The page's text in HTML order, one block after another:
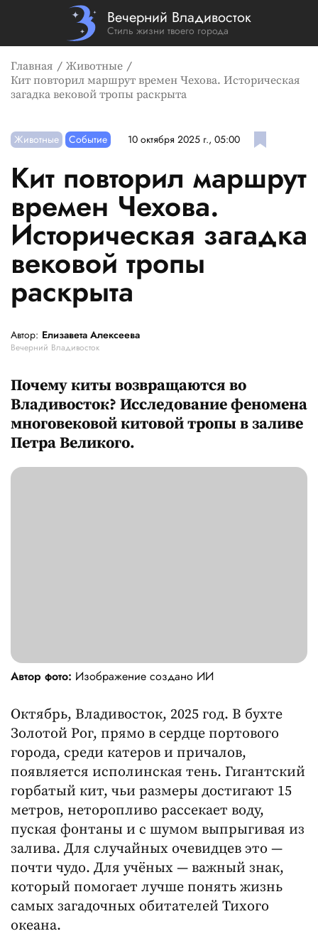
Вечерний Владивосток
Стиль жизни твоего города
Главная
Животные
Кит повторил маршрут времен Чехова. Историческая
загадка вековой тропы раскрыта
Животные Событие 10 октября 2025 г., 05:00
Кит повторил маршрут
времен Чехова.
Историческая загадка
вековой тропы
раскрыта
Автор: Елизавета Алексеева
Вечерний Владивосток
Почему киты возвращаются во
Владивосток? Исследование феномена
многовековой китовой тропы в заливе
Петра Великого.
Автор фото: Изображение создано ИИ
Октябрь, Владивосток, 2025 год. В бухте
Золотой Рог, прямо в сердце портового
города, среди катеров и причалов,
появляется исполинская тень. Гигантский
горбатый кит, чьи размеры достигают 15
метров, неторопливо рассекает воду,
пуская фонтаны и с шумом выпрыгивая из
залива. Для случайных очевидцев это —
почти чудо. Для учёных — важный знак,
который помогает лучше понять жизнь
самых загадочных обитателей Тихого
океана.